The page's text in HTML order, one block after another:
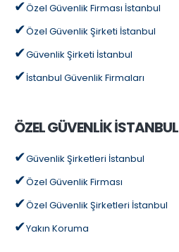
Özel Güvenlik Firması İstanbul
Özel Güvenlik Şirketi İstanbul
Güvenlik Şirketi İstanbul
İstanbul Güvenlik Firmaları
ÖZEL GÜVENLİK İSTANBUL
Güvenlik Şirketleri İstanbul
Özel Güvenlik Firması
Özel Güvenlik Şirketleri İstanbul
Yakın Koruma